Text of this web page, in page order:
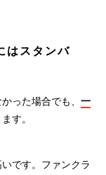
はスタンバ
った場合でも、 一
す。
です。ファンクラ